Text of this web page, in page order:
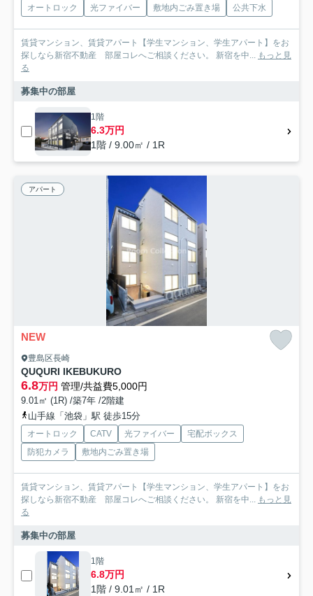
オートロック 光ファイバー 敷地内ごみ置き場 公共下水
賃貸マンション、賃貸アパート【学生マンション、学生アパート】をお
探しなら新宿不動産 部屋コレへご相談ください。 新宿を中... もっと見
る
募集中の部屋
1階
6.3万円
1階 / 9.00㎡ / 1R
アパート
NEW
豊島区長崎
QUQURI IKEBUKURO
6.8万円 管理/共益費5,000円
9.01㎡ (1R) /築7年 /2階建
山手線「池袋」駅 徒歩15分
オートロック CATV 光ファイバー
宅配ボックス
防犯カメラ
敷地内ごみ置き場
賃貸マンション、賃貸アパート【学生マンション、学生アパート】をお
探しなら新宿不動産 部屋コレへご相談ください。 新宿を中... もっと見
る
募集中の部屋
1階
6.8万円
1階 / 9.01㎡ / 1R